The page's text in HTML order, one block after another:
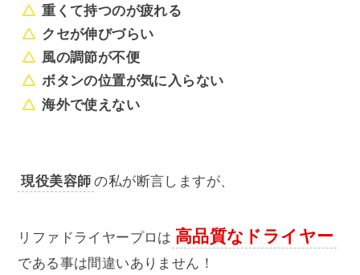
重くて持つのが疲れる
クセが伸びづらい
風の調節が不便
ボタンの位置が気に入らない
海外で使えない
現役美容師 の私が断言しますが、
リファドライヤープロは 高品質なドライヤー
である事は間違いありません！